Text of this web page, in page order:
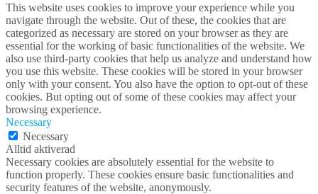
This website uses cookies to improve your experience while you
navigate through the website. Out of these, the cookies that are
categorized as necessary are stored on your browser as they are
essential for the working of basic functionalities of the website. We
also use third-party cookies that help us analyze and understand how
you use this website. These cookies will be stored in your browser
only with your consent. You also have the option to opt-out of these
cookies. But opting out of some of these cookies may affect your
browsing experience.
Necessary
Necessary
Alltid aktiverad
Necessary cookies are absolutely essential for the website to
function properly. These cookies ensure basic functionalities and
security features of the website, anonymously.